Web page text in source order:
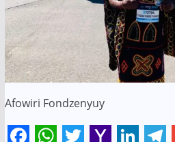
Afowiri Fondzenyuy